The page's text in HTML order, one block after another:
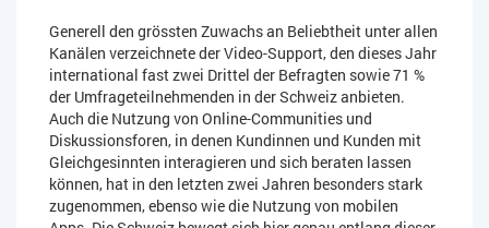
Generell den grössten Zuwachs an Beliebtheit unter allen
Kanälen verzeichnete der Video-Support, den dieses Jahr
international fast zwei Drittel der Befragten sowie 71 %
der Umfrageteilnehmenden in der Schweiz anbieten.
Auch die Nutzung von Online-Communities und
Diskussionsforen, in denen Kundinnen und Kunden mit
Gleichgesinnten interagieren und sich beraten lassen
können, hat in den letzten zwei Jahren besonders stark
zugenommen, ebenso wie die Nutzung von mobilen